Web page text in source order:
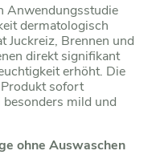
Anwendungsstudie
dermatologisch
Juckreiz, Brennen und
direkt signifikant
erhöht. Die
Produkt sofort
mild und
ohne Auswaschen